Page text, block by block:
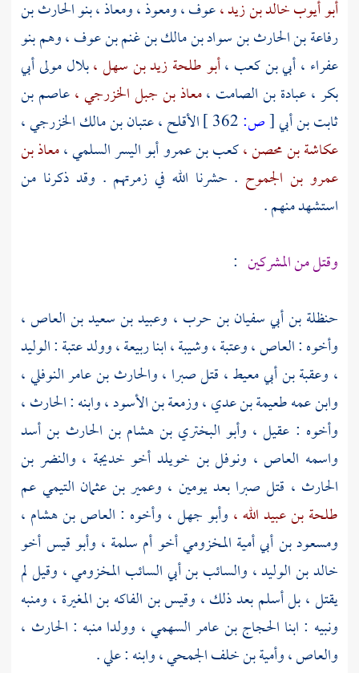
أبو أيوب خالد بن زيد ،عوف،ومعوذ ،ومعاذ ،بنوالحارث بن
رفاعة بن الحارث بن سواد بن مالك بن غنم بن عوف ،وهمبنو
عفراء ،أبي بن كعب ،أبو طلحة زيد بن سهل ،بلال مولى أبي
بكر ،عبادة بن الصامت ،معاذ بن جبل الخزرجي ،عاصم بن
ثابت بن أبي[ص: الأقلح ،عتبان بن مالك الخزرجي ،
عكاشة بن محصن ،كعب بن عمرو أبو اليسر السلمي ،معاذ بن
عمرو بن الجموح . حشرنا الله في زمرتهم . وقد ذكرنا من
استشهد منهم .
وقتل من المشركين :
حنظلة بن أبي سفيان بن حرب ، وعبيد بن سعيد بن العاص ،
وأخوه :العاص ،وعتبة ،وشيبة ،ابناربيعة ،وولدعتبة:الوليد
، وعقبة بن أبي معيط ، قتل صبرا ،والحارث بن عامر النوفلي ،
وابن عمهطعيمة بن عدي ،وزمعة بن الأسود ،وابنه :الحارث ،
وأخوه : عقيل ، وأبو البختري بن هشام بن الحارث بن أسد
واسمه العاص ، ونوفل بن خويلد أخو خديجة ، والنضر بن
الحارث ، قتل صبرا بعد يومين ، وعمير بن عثمان التيمي عم
طلحة بن عبيد الله ، وأبو جهل ، وأخوه : العاص بن هشام ،
ومسعود بن أبي أمية المخزوميأخوأم سلمة ، وأبو قيسأخو
خالد بن الوليد ، والسائب بن أبي السائب المخزومي ، وقيل لم
يقتل ، بل أسلم بعد ذلك ، وقيس بن الفاكه بن المغيرة ، ومنبه
ونبيه : ابنا الحجاج بن عامر السهمي ، وولدامنبه : الحارث ،
والعاص ،وأمية بن خلف الجمحي ،وابنه :علي.